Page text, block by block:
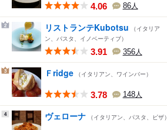
4.06 86人
2 リストランテKubotsu
（イタリア
ン、パスタ、イノベーティブ）
3.91 356人
3 Ｆridge （イタリアン、ワインバー）
3.78 148人
4 ヴェローナ （イタリアン、パスタ、ピザ）